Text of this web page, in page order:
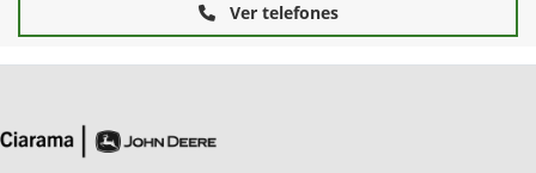
Ver telefones